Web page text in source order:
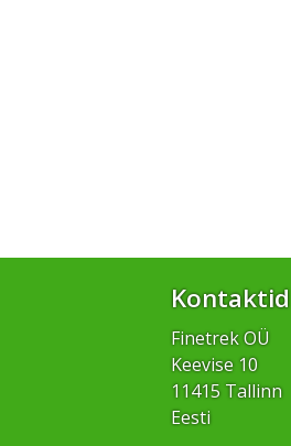
Kontaktid
Finetrek OÜ
Keevise 10
11415 Tallinn
Eesti